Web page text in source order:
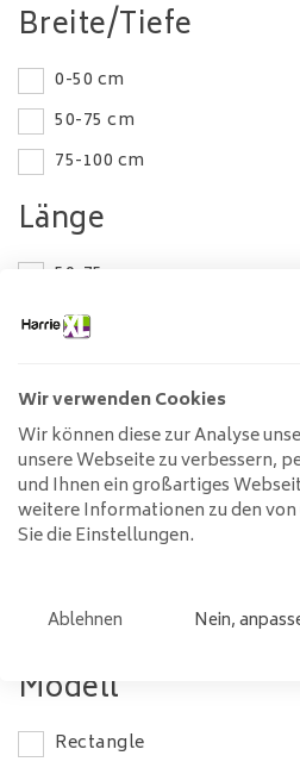
Breite/Tiefe
0-50 cm
50-75 cm
75-100 cm
Länge
50-75 cm
75-100 cm
120-140 cm
140-160 cm
160-180 cm
Material
Mango-Holz
Modell
Rectangle
Wir verwenden Cookies
Wir können diese zur Analyse
unsere Webseite zu verbessern,
und Ihnen ein großartiges
weitere Informationen zu den
Sie die Einstellungen.
Ablehnen Nein,